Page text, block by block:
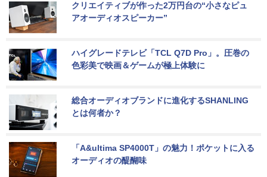
クリエイティブが作った2万円台の“小さなピュ
アオーディオスピーカー”
ハイグレードテレビ「TCL Q7D Pro」。圧巻の
色彩美で映画＆ゲームが極上体験に
総合オーディオブランドに進化するSHANLING
とは何者か？
「A&ultima SP4000T」の魅力！ポケットに入る
オーディオの醍醐味